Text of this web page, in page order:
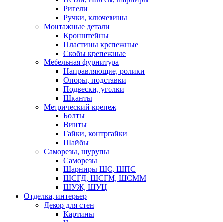
Ригели
Ручки, ключевины
Монтажные детали
Кронштейны
Пластины крепежные
Скобы крепежные
Мебельная фурнитура
Направляющие, ролики
Опоры, подставки
Подвески, уголки
Шканты
Метрический крепеж
Болты
Винты
Гайки, контргайки
Шайбы
Саморезы, шурупы
Саморезы
Шарниры ШС, ШПС
ШСГД, ШСГМ, ШСММ
ШУЖ, ШУЦ
Отделка, интерьер
Декор для стен
Картины